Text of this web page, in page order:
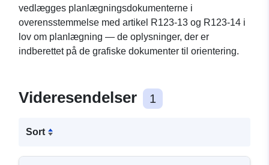
vedlægges planlægningsdokumenterne i
overensstemmelse med artikel R123-13 og R123-14 i
lov om planlægning — de oplysninger, der er
indberettet på de grafiske dokumenter til orientering.
Videresendelser 1
Sort